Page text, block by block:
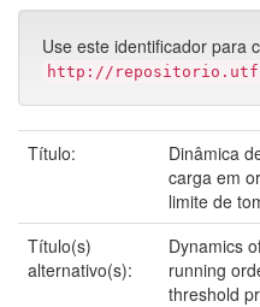
Use este identificador para
http://
Título:
Dinâmica
carga em
limite de
Título(s)
alternativo(s):
Dynamics
running
threshold